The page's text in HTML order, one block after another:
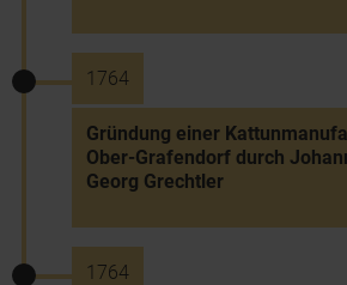
1764
Gründung einer
Ober-Grafendorf durch
Georg Grechtler
1764